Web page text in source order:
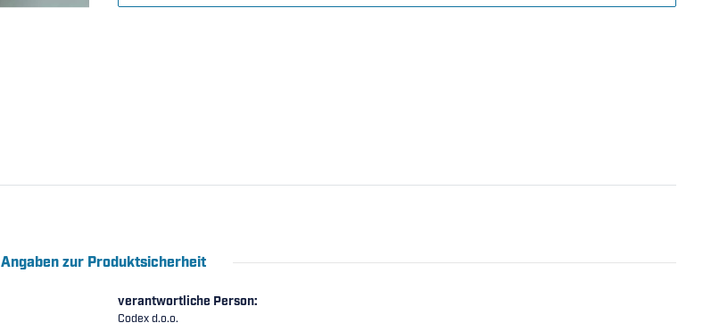
Angaben zur Produktsicherheit
verantwortliche Person:
Codex d.o.o.